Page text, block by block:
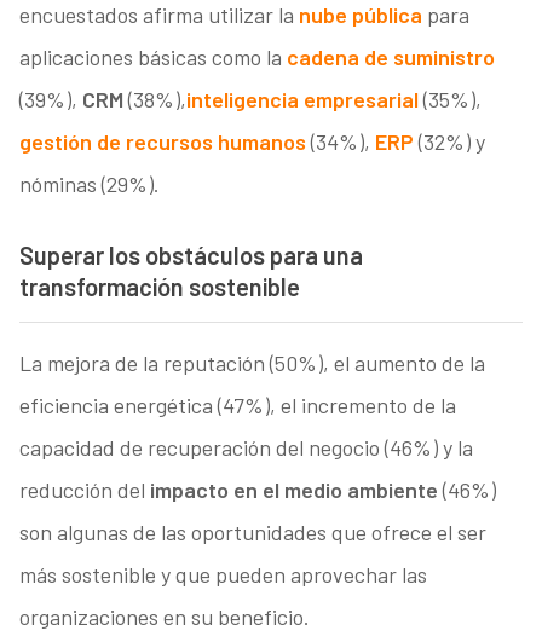
encuestados afirma utilizar la nube pública para
aplicaciones básicas como la cadena de suministro
(39%), CRM(38%),inteligencia empresarial(35%),
gestión de recursos humanos(34%), ERP(32%) y
nóminas (29%).
Superar los obstáculos para una
transformación sostenible
La mejora de la reputación (50%), el aumento de la
eficiencia energética (47%), el incremento de la
capacidad de recuperación del negocio (46%) y la
reducción del impacto en el medio ambiente(46%)
son algunas de las oportunidades que ofrece el ser
más sostenible y que pueden aprovechar las
organizaciones en su beneficio.